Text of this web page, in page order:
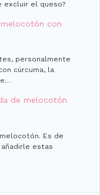
excluir el queso?
con
personalmente
cúrcuma, la
de melocotón
Es de
estas